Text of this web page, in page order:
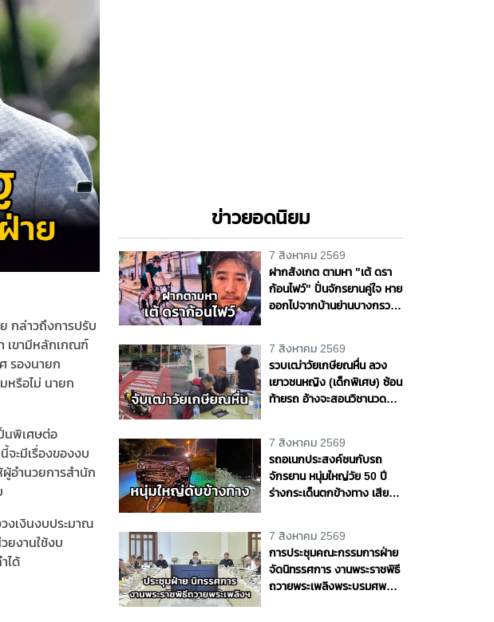
กล่าวถึงการปรับ
เขามีหลักเกณฑ์
รองนายก
หรือไม่ นายก
นพิเศษต่อ
จะมีเรื่องของงบ
อำนวยการสำนัก
งเงินงบประมาณ
ยงานใช้งบ
ได้
ข่าวยอดนิยม
7 สิงหาคม 2569
ฝากสังเกต ตามหา "เต้ ดรา
ก้อนไฟว์" ปั่นจักรยานคู่ใจ หาย
ออกไปจากบ้านย่านบางกรวย
7 สิงหาคม 2569
รวบเฒ่าวัยเกษียณหื่น ลวง
เยาวชนหญิง (เด็กพิเศษ) ซ้อน
ท้ายรถ อ้างจะสอนวิชานวด
7 สิงหาคม 2569
รถอเนกประสงค์ชนกับรถ
จักรยาน หนุ่มใหญ่วัย 50 ปี
ร่างกระเด็นตกข้างทาง เสีย
7 สิงหาคม 2569
การประชุมคณะกรรมการฝ่าย
จัดนิทรรศการ งานพระราชพิธี
ถวายพระเพลิงพระบรมศพ